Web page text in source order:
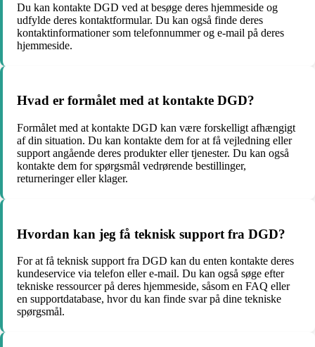
Du kan kontakte DGD ved at besøge deres hjemmeside og
udfylde deres kontaktformular. Du kan også finde deres
kontaktinformationer som telefonnummer og e-mail på deres
hjemmeside.
Hvad er formålet med at kontakte DGD?
Formålet med at kontakte DGD kan være forskelligt afhængigt
af din situation. Du kan kontakte dem for at få vejledning eller
support angående deres produkter eller tjenester. Du kan også
kontakte dem for spørgsmål vedrørende bestillinger,
returneringer eller klager.
Hvordan kan jeg få teknisk support fra DGD?
For at få teknisk support fra DGD kan du enten kontakte deres
kundeservice via telefon eller e-mail. Du kan også søge efter
tekniske ressourcer på deres hjemmeside, såsom en FAQ eller
en supportdatabase, hvor du kan finde svar på dine tekniske
spørgsmål.